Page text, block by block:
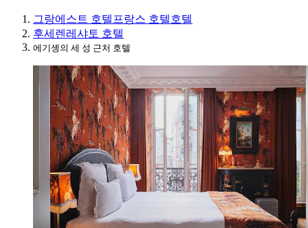
그랑에스트 호텔 프랑스 호텔호텔
후세렌레샤토 호텔
에기솅의 세 성 근처 호텔